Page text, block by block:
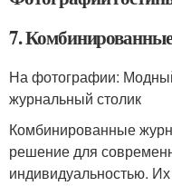
7.
На фотографии:
журнальный столик
Комбинированные
решение для
индивидуальностью.